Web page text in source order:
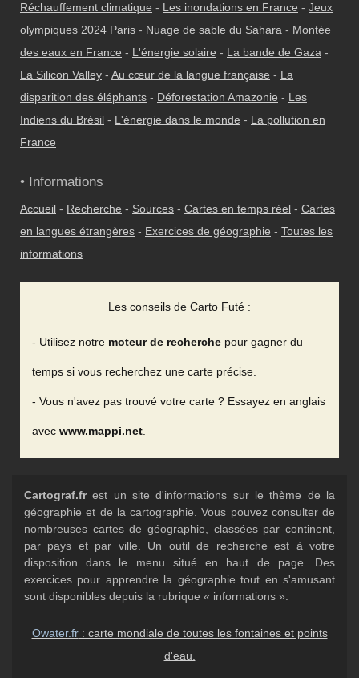
Réchauffement climatique - Les inondations en France - Jeux
olympiques 2024 Paris - Nuage de sable du Sahara - Montée
des eaux en France - L'énergie solaire - La bande de Gaza -
La Silicon Valley - Au cœur de la langue française - La
disparition des éléphants - Déforestation Amazonie - Les
Indiens du Brésil - L'énergie dans le monde - La pollution en
France
• Informations
Accueil - Recherche - Sources - Cartes en temps réel - Cartes
en langues étrangères - Exercices de géographie - Toutes les
informations
Les conseils de Carto Futé :
- Utilisez notre moteur de recherche pour gagner du
temps si vous recherchez une carte précise.
- Vous n'avez pas trouvé votre carte ? Essayez en anglais
avec www.mappi.net
Cartograf.frest un site d'informations sur le thème de la
géographie et de la cartographie. Vous pouvez consulter de
nombreuses cartes de géographie, classées par continent,
par pays et par ville. Un outil de recherche est à votre
disposition dans le menu situé en haut de page. Des
exercices pour apprendre la géographie tout en s'amusant
sont disponibles depuis la rubrique « informations ».
Owater.fr: carte mondiale de toutes les fontaines et points
d'eau.